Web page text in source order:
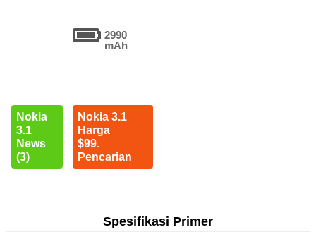
2990
mAh
Nokia
3.1
News
(3)
Nokia 3.1
Harga
$99.
Pencarian
Spesifikasi Primer